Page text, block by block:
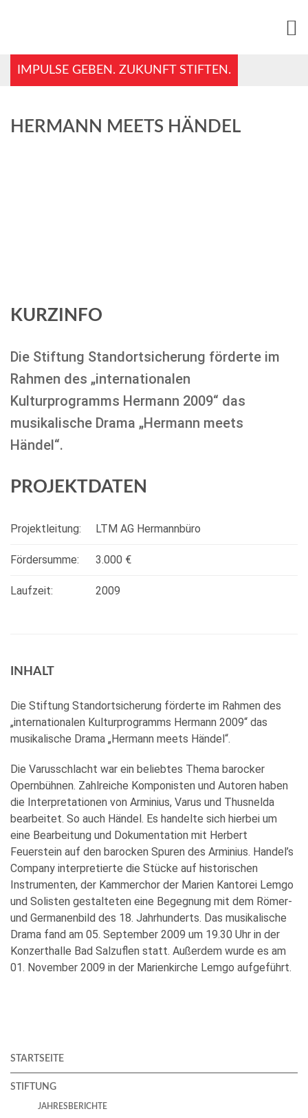
IMPULSE GEBEN. ZUKUNFT STIFTEN.
HERMANN MEETS HÄNDEL
KURZINFO
Die Stiftung Standortsicherung förderte im
Rahmen des „internationalen
Kulturprogramms Hermann 2009“ das
musikalische Drama „Hermann meets
Händel“.
PROJEKTDATEN
Projektleitung: LTM AG Hermannbüro
Fördersumme: 3.000 €
Laufzeit: 2009
INHALT
Die Stiftung Standortsicherung förderte im Rahmen des
„internationalen Kulturprogramms Hermann 2009“ das
musikalische Drama „Hermann meets Händel“.
Die Varusschlacht war ein beliebtes Thema barocker
Opernbühnen. Zahlreiche Komponisten und Autoren haben
die Interpretationen von Arminius, Varus und Thusnelda
bearbeitet. So auch Händel. Es handelte sich hierbei um
eine Bearbeitung und Dokumentation mit Herbert
Feuerstein auf den barocken Spuren des Arminius. Handel’s
Company interpretierte die Stücke auf historischen
Instrumenten, der Kammerchor der Marien Kantorei Lemgo
und Solisten gestalteten eine Begegnung mit dem Römer-
und Germanenbild des 18. Jahrhunderts. Das musikalische
Drama fand am 05. September 2009 um 19.30 Uhr in der
Konzerthalle Bad Salzuflen statt. Außerdem wurde es am
01. November 2009 in der Marienkirche Lemgo aufgeführt.
STARTSEITE
STIFTUNG
JAHRESBERICHTE